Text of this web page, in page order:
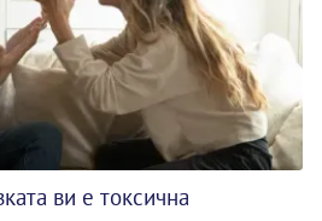
ви е токсична